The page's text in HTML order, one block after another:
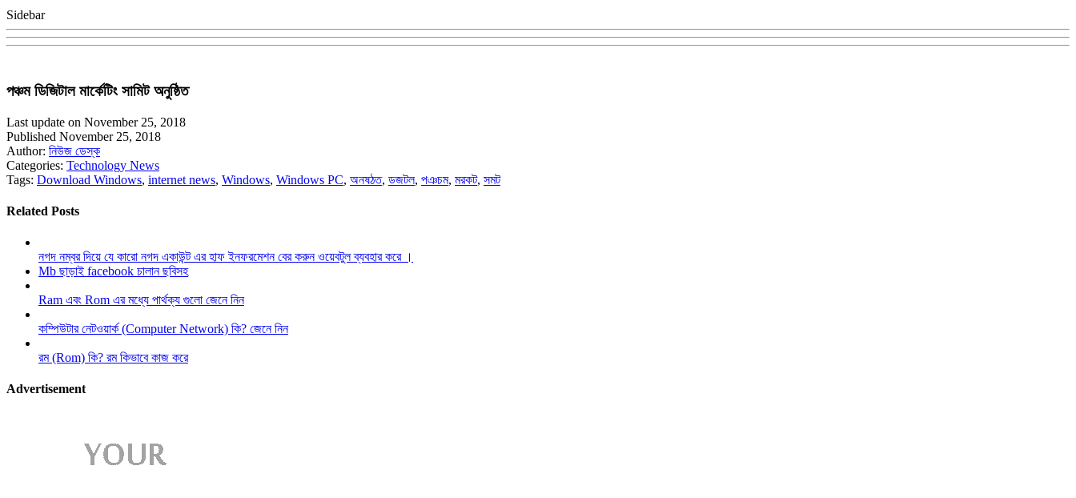
Sidebar
পঞ্চম ডিজিটাল মার্কেটিং সামিট অনুষ্ঠিত
Last update on November 25, 2018
Published November 25, 2018
Author: নিউজ ডেস্ক
Categories: Technology News
Tags: Download Windows, internet news, Windows, Windows PC, অনষঠত, ডজটল, পঞচম, মরকট, সমট
Related Posts
নগদ নম্বর দিয়ে যে কারো নগদ একাউন্ট এর হাফ ইনফরমেশন বের করুন ওয়েবটুল ব্যবহার করে ।
Mb ছাড়াই facebook চালান ছবিসহ
Ram এবং Rom এর মধ্যে পার্থক্য গুলো জেনে নিন
কম্পিউটার নেটওয়ার্ক (Computer Network) কি? জেনে নিন
রম (Rom) কি? রম কিভাবে কাজ করে
Advertisement